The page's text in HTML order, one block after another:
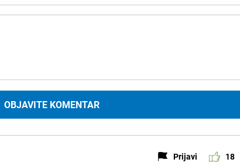
OBJAVITE KOMENTAR
Prijavi 18